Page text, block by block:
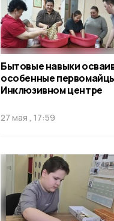
Бытовые навыки
особенные
Инклюзивном центре
27 мая , 17:59